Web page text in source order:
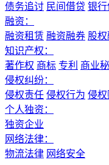
债务追讨 民间借贷 银行
融资：
融资租赁 融资融券 股
知识产权：
著作权 商标 专利 商业
侵权纠纷：
侵权责任 侵权行为 侵
个人独资：
独资企业
网络法律：
物流法律 网络安全